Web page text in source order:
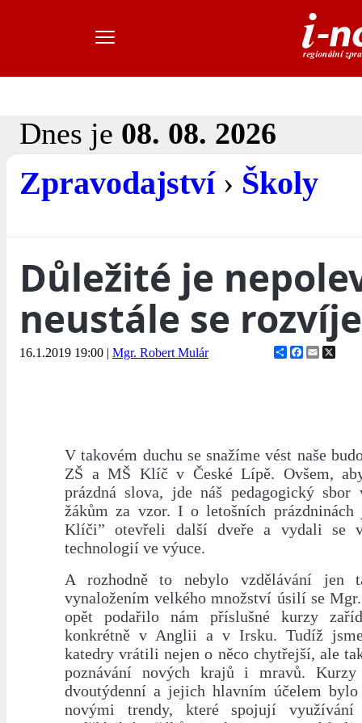
Dnes je 08. 08. 2026
Zpravodajství› Školy
Důležité je
neustále se
16.1.2019 19:00 | Mgr. Robert Mulár ShareFacebook
Email
V takovém duchu se snažíme vést naše
ZŠ a MŠ Klíč v České Lípě. Ovšem,
prázdná slova, jde náš pedagogický
žákům za vzor. I o letošních prázdninách
Klíči” otevřeli další dveře a vydali se
technologií ve výuce.
A rozhodně to nebylo vzdělávání jen
vynaložením velkého množství úsilí se
opět podařilo nám příslušné kurzy
konkrétně v Anglii a v Irsku. Tudíž
katedry vrátili nejen o něco chytřejší, ale
poznávání nových krajů i mravů.
dvoutýdenní a jejich hlavním účelem bylo
novými trendy, které spojují využívání